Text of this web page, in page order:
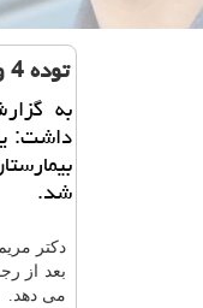
توده 4 و نیم كیلویی از شكم یك زن همدانی خارج شد
به
شد.
دكتر
بعد از
می دهد.